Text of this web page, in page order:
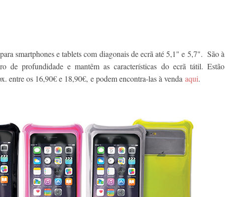
smartphones e tablets com diagonais de ecrã até 5,1" e 5,7". São à
de profundidade e mantêm as características do ecrã tátil. Estão
entre os 16,90€ e 18,90€, e podem encontra-las à venda aqui.